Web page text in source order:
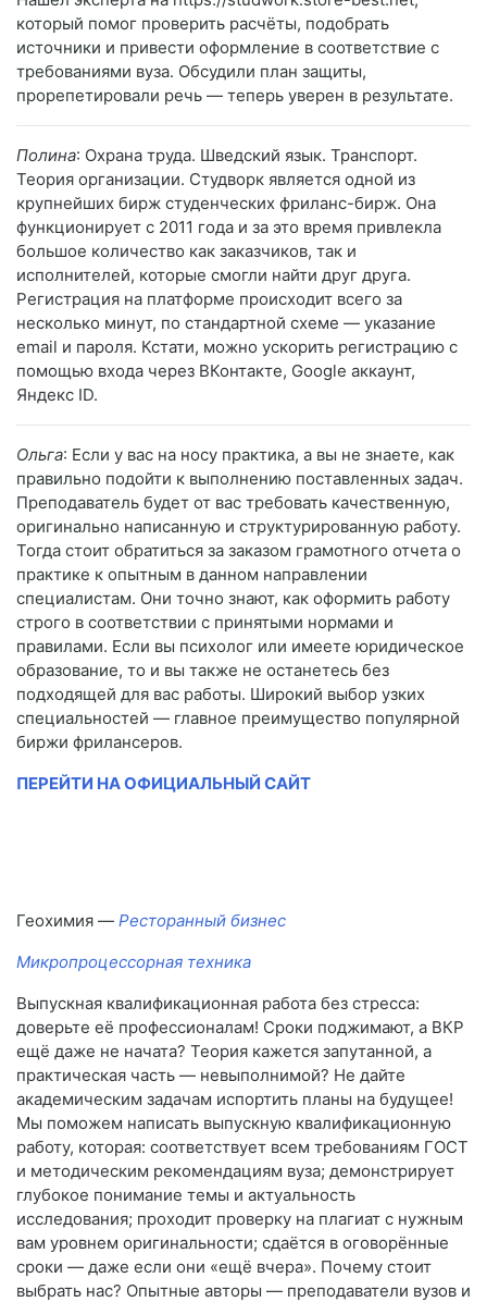
который помог проверить расчёты, подобрать
источники и привести оформление в соответствие с
требованиями вуза. Обсудили план защиты,
прорепетировали речь — теперь уверен в результате.
Полина: Охрана труда. Шведский язык. Транспорт.
Теория организации. Студворк является одной из
крупнейших бирж студенческих фриланс-бирж. Она
функционирует с 2011 года и за это время привлекла
большое количество как заказчиков, так и
исполнителей, которые смогли найти друг друга.
Регистрация на платформе происходит всего за
несколько минут, по стандартной схеме — указание
email и пароля. Кстати, можно ускорить регистрацию с
помощью входа через ВКонтакте, Google аккаунт,
Яндекс ID.
Ольга: Если у вас на носу практика, а вы не знаете, как
правильно подойти к выполнению поставленных задач.
Преподаватель будет от вас требовать качественную,
оригинально написанную и структурированную работу.
Тогда стоит обратиться за заказом грамотного отчета о
практике к опытным в данном направлении
специалистам. Они точно знают, как оформить работу
строго в соответствии с принятыми нормами и
правилами. Если вы психолог или имеете юридическое
образование, то и вы также не останетесь без
подходящей для вас работы. Широкий выбор узких
специальностей — главное преимущество популярной
биржи фрилансеров.
ПЕРЕЙТИ НА ОФИЦИАЛЬНЫЙ САЙТ
Геохимия — Ресторанный бизнес
Микропроцессорная техника
Выпускная квалификационная работа без стресса:
доверьте её профессионалам! Сроки поджимают, а ВКР
ещё даже не начата? Теория кажется запутанной, а
практическая часть — невыполнимой? Не дайте
академическим задачам испортить планы на будущее!
Мы поможем написать выпускную квалификационную
работу, которая: соответствует всем требованиям ГОСТ
и методическим рекомендациям вуза; демонстрирует
глубокое понимание темы и актуальность
исследования; проходит проверку на плагиат с нужным
вам уровнем оригинальности; сдаётся в оговорённые
сроки — даже если они «ещё вчера». Почему стоит
выбрать нас? Опытные авторы — преподаватели вузов и